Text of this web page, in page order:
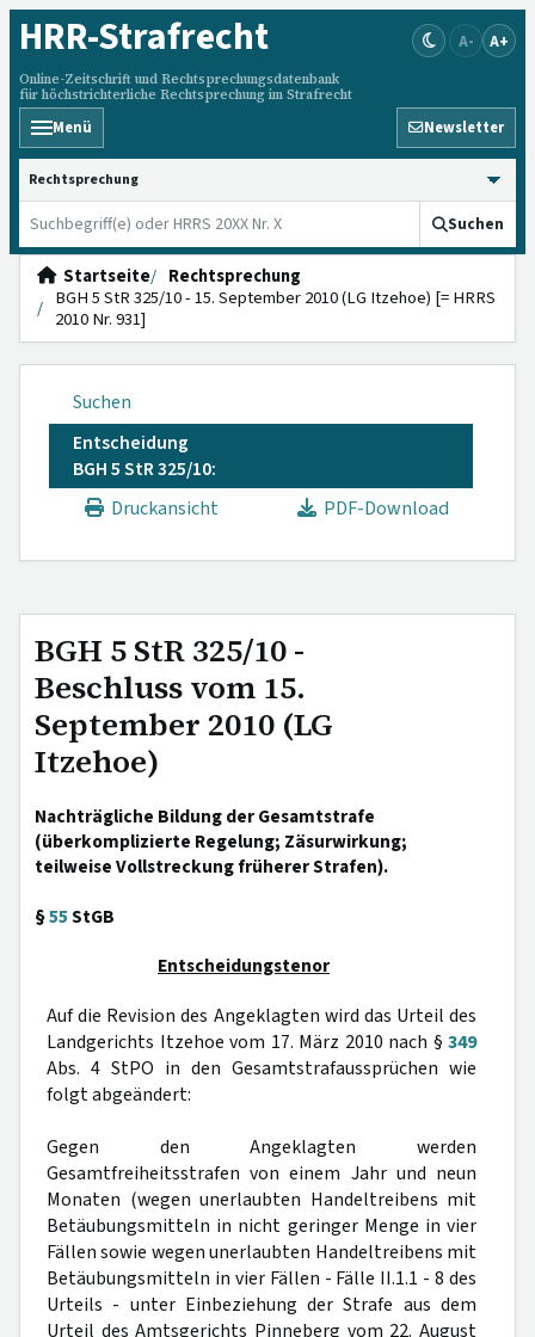
HRR-Strafrecht
Online-Zeitschrift und Rechtsprechungsdatenbank
für höchstrichterliche Rechtsprechung im Strafrecht
A- A+
Menü Newsletter
HRRS durchsuchen
Suchen
Startseite
Rechtsprechung
BGH 5 StR 325/10 - 15. September 2010 (LG Itzehoe) [= HRRS
2010 Nr. 931]
Suchen
Entscheidung
BGH 5 StR 325/10:
Druckansicht
PDF-Download
BGH 5 StR 325/10 -
Beschluss vom 15.
September 2010 (LG
Itzehoe)
Nachträgliche Bildung der Gesamtstrafe
(überkomplizierte Regelung; Zäsurwirkung;
teilweise Vollstreckung früherer Strafen).
§55StGB
Entscheidungstenor
Auf die Revision des Angeklagten wird das Urteil des
Landgerichts Itzehoe vom 17. März 2010 nach § 349
Abs. 4 StPO in den Gesamtstrafaussprüchen wie
folgt abgeändert:
Gegen den Angeklagten werden
Gesamtfreiheitsstrafen von einem Jahr und neun
Monaten (wegen unerlaubten Handeltreibens mit
Betäubungsmitteln in nicht geringer Menge in vier
Fällen sowie wegen unerlaubten Handeltreibens mit
Betäubungsmitteln in vier Fällen - Fälle II.1.1 - 8 des
Urteils - unter Einbeziehung der Strafe aus dem
Urteil des Amtsgerichts Pinneberg vom 22. August